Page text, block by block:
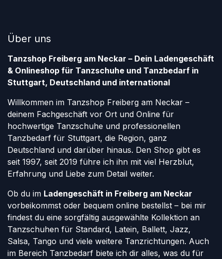
Über uns
Tanzshop Freiberg am Neckar – Dein Ladengeschäft
& Onlineshop für Tanzschuhe und Tanzbedarf in
Stuttgart, Deutschland und international
Willkommen im Tanzshop Freiberg am Neckar –
deinem Fachgeschäft vor Ort und Online für
hochwertige Tanzschuhe und professionellen
Tanzbedarf für Stuttgart, die Region, ganz
Deutschland und darüber hinaus. Den Shop gibt es
seit 1997, seit 2019 führe ich ihn mit viel Herzblut,
Erfahrung und Liebe zum Detail weiter.
Ob du im Ladengeschäft in Freiberg am Neckar
vorbeikommst oder bequem online bestellst – bei mir
findest du eine sorgfältig ausgewählte Kollektion an
Tanzschuhen für Standard, Latein, Ballett, Jazz,
Salsa, Tango und viele weitere Tanzrichtungen. Auch
im Bereich Tanzbedarf biete ich dir alles, was du für